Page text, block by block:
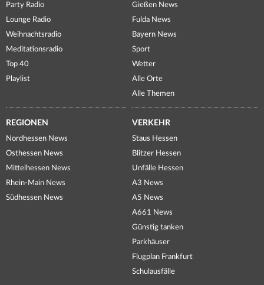
Party Radio
Lounge Radio
Weihnachtsradio
Meditationsradio
Top 40
Playlist
Gießen News
Fulda News
Bayern News
Sport
Wetter
Alle Orte
Alle Themen
REGIONEN
Nordhessen News
Osthessen News
Mittelhessen News
Rhein-Main News
Südhessen News
VERKEHR
Staus Hessen
Blitzer Hessen
Unfälle Hessen
A3 News
A5 News
A661 News
Günstig tanken
Parkhäuser
Flugplan Frankfurt
Schulausfälle